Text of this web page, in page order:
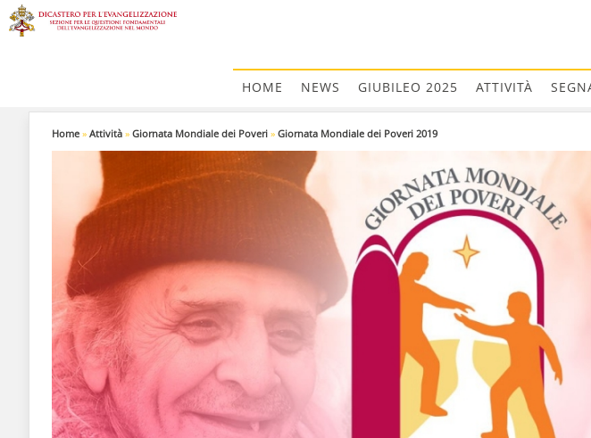
HOME NEWS GIUBILEO 2025 ATTIVITÀ
Home » Attività » Giornata Mondiale dei Poveri » Giornata Mondiale dei Poveri 2019